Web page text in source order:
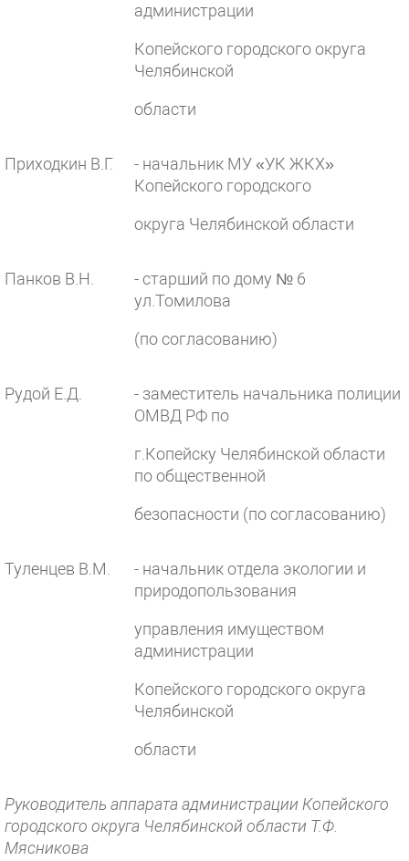
администрации
Копейского городского округа
Челябинской
области
Приходкин В.Г.
- начальник МУ «УК ЖКХ»
Копейского городского
округа Челябинской области
Панков В.Н.
- старший по дому № 6
ул.Томилова
(по согласованию)
Рудой Е.Д.
- заместитель начальника полиции
ОМВД РФ по
г.Копейску Челябинской области
по общественной
безопасности (по согласованию)
Туленцев В.М.
- начальник отдела экологии и
природопользования
управления имуществом
администрации
Копейского городского округа
Челябинской
области
Руководитель аппарата администрации Копейского
городского округа Челябинской области Т.Ф.
Мясникова